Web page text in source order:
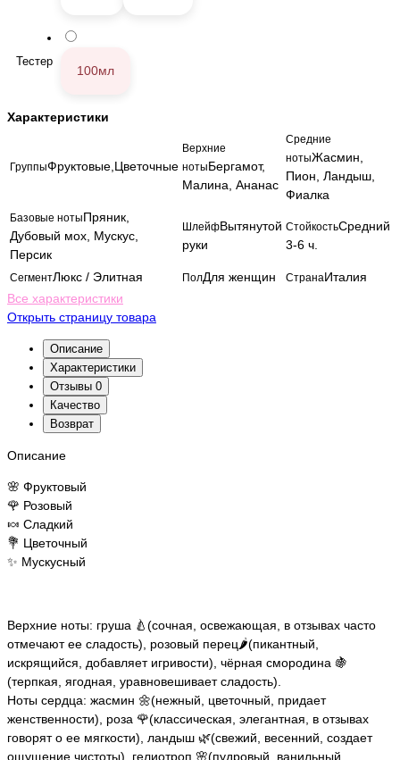
Тестер
100мл
Характеристики
ГруппыФруктовые,Цветочные
Верхние
нотыБергамот,
Малина, Ананас
Средние
нотыЖасмин,
Пион, Ландыш,
Фиалка
Базовые нотыПряник,
Дубовый мох, Мускус,
Персик
ШлейфВытянутой
руки
СтойкостьСредний
3-6 ч.
СегментЛюкс / Элитная ПолДля женщин СтранаИталия
Все характеристики
Открыть страницу товара
Описание
Характеристики
Отзывы 0
Качество
Возврат
Описание
🌸 Фруктовый
🌹 Розовый
🍬 Сладкий
💐 Цветочный
✨ Мускусный
Верхние ноты: груша 🍐(сочная, освежающая, в отзывах часто
отмечают ее сладость), розовый перец🌶️(пикантный,
искрящийся, добавляет игривости), чёрная смородина 🍇
(терпкая, ягодная, уравновешивает сладость).
Ноты сердца: жасмин 🌼(нежный, цветочный, придает
женственности), роза 🌹(классическая, элегантная, в отзывах
говорят о ее мягкости), ландыш 🌿(свежий, весенний, создает
ощущение чистоты), гелиотроп 🌸(пудровый, ванильный,